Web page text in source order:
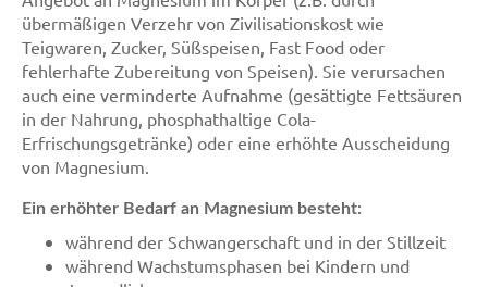
übermäßigen Verzehr von Zivilisationskost wie
Teigwaren, Zucker, Süßspeisen, Fast Food oder
fehlerhafte Zubereitung von Speisen). Sie verursachen
auch eine verminderte Aufnahme (gesättigte Fettsäuren
in der Nahrung, phosphathaltige Cola-
Erfrischungsgetränke) oder eine erhöhte Ausscheidung
von Magnesium.
Ein erhöhter Bedarf an Magnesium besteht:
während der Schwangerschaft und in der Stillzeit
während Wachstumsphasen bei Kindern und